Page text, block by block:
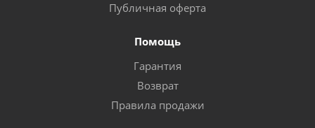
Публичная оферта
Помощь
Гарантия
Возврат
Правила продажи